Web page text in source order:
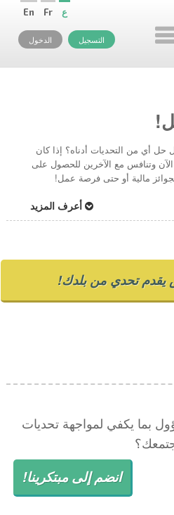
En Fr ع
التسجيل الدخول
أي من التحديات أدناه؟ إذا كان
وتنافس مع الآخرين للحصول على
مالية أو حتى فرصة عمل!
أعرف المزيد
تحدي من بلدك!
بما يكفي لمواجهة تحديات
انضم إلى مبتكرينا!